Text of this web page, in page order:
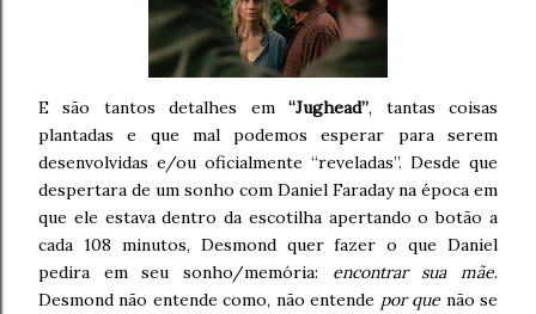
E são tantos detalhes em“Jughead”, tantas coisas
plantadas e que mal podemos esperar para serem
desenvolvidas e/ou oficialmente “reveladas”. Desde que
despertara de um sonho com Daniel Faraday na época em
que ele estava dentro da escotilha apertando o botão a
cada 108 minutos, Desmond quer fazer o que Daniel
pedira em seu sonho/memória: encontrar sua mãe.
Desmond não entende como, não entende por que não se